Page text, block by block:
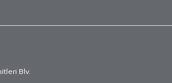
Blv.